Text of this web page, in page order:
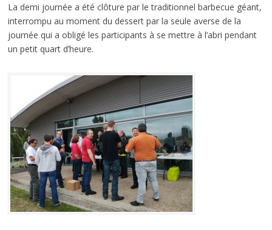
La demi journée a été clôture par le traditionnel barbecue géant,
interrompu au moment du dessert par la seule averse de la
journée qui a obligé les participants à se mettre à l’abri pendant
un petit quart d’heure.